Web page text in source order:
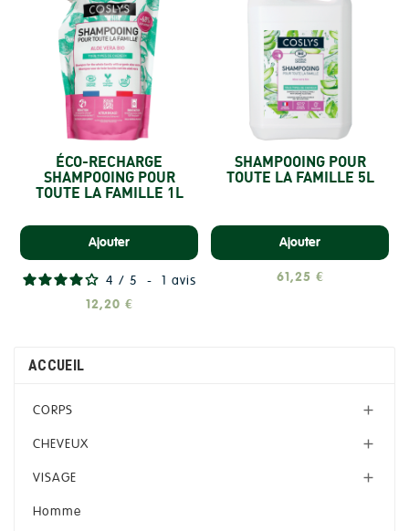
ÉCO-RECHARGE
SHAMPOOING POUR
TOUTE LA FAMILLE 1L
Ajouter
4 / 5 - 1 avis
12,20 €
SHAMPOOING POUR
TOUTE LA FAMILLE 5L
Ajouter
61,25 €
ACCUEIL
CORPS 
CHEVEUX 
VISAGE 
Homme